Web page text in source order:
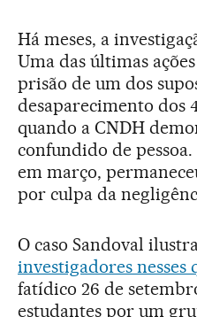
Há meses, a
Uma das últimas
prisão de um dos
desaparecimento dos
quando a CNDH
confundido de
em março,
por culpa da
O caso Sandoval
investigadores nesses
fatídico 26 de
estudantes por um